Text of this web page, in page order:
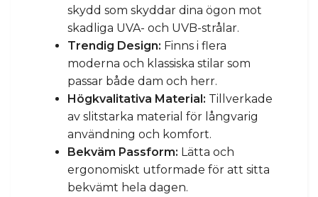
skydd som skyddar dina ögon mot
skadliga UVA- och UVB-strålar.
Trendig Design: Finns i flera
moderna och klassiska stilar som
passar både dam och herr.
Högkvalitativa Material: Tillverkade
av slitstarka material för långvarig
användning och komfort.
Bekväm Passform: Lätta och
ergonomiskt utformade för att sitta
bekvämt hela dagen.